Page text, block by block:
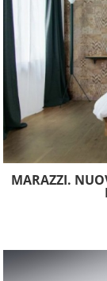
MARAZZI.